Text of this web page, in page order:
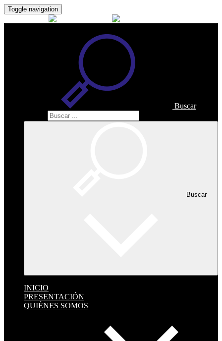
Toggle navigation
Buscar
Buscar
INICIO
PRESENTACIÓN
QUIÉNES SOMOS